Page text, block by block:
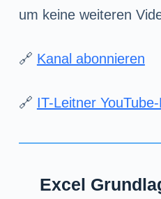
um keine weiteren
🔗 Kanal abonnieren
🔗 IT-Leitner
Excel